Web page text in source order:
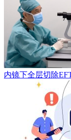
内镜下全层切除